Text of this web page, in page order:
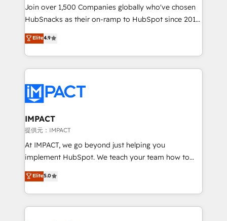
people, exciting ideas and can-do mentality, we
ensure revenue growth on a daily basis. So tell us
team of 100+ experts is ready for you! Driving digital
growth | www.brightdigital.com
Join over 1,500 Companies globally who've chosen
HubSnacks as their on-ramp to HubSpot since 2014
Simple pay-as-you-go plans that accelerate value...
1️⃣ Set Up | Onboarding New or Check-fixing existing
HubSpot portals 2️⃣ Scale Up | 100% HubSpot Task
Execution... Global 24/7 ... All Experts 3️⃣ Integrate |
Slash months from your API Integration project... ⬅️
Click "Contact Business" ⬅️ to access 150+ Kickstart
Integration templates that put HubSpot in the center
of your tech stack, syncing... 🛍️ Shopify or
WooCommerce 💲 Stripe or Paypal 💰 Sage or
Netsuite 🤖 Google or Microsoft ✍️ DocuSign or
the rare Advanced "Custom Integrations"
Accreditation, securely sync data across... 🔄 any
Elite4.9
IMPACT
提供元：IMPACT
At IMPACT, we go beyond just helping you
implement HubSpot. We teach your team how to
master it. As the creators of the Endless Customers
System™ (the next evolution of They Ask, You
Answer), we’re the only HubSpot partner built
entirely around coaching and training. That means
Elite5.0